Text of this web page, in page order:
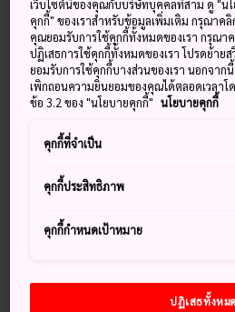
พลาดไม่ได้
เดินเล่นรอบสวนสาธารณะที่
เว้าบนกำแพงปราสาทเก่า
เว็บไซต์นี้ของคุณกับบริษัทบุคคลที่สาม ดู "น
คุกกี้" ของเราสำหรับข้อมูลเพิ่มเติม กรุณาค
คุณยอมรับการใช้คุกกี้ทั้งหมดของเรา กรุณา
ปฏิเสธการใช้คุกกี้ทั้งหมดของเรา โปรดย้าย
ยอมรับการใช้คุกกี้บางส่วนของเรา นอกจาก
เพิกถอนความยินยอมของคุณได้ตลอดเวลา
ข้อ 3.2 ของ "นโยบายคุกกี้" นโยบายคุกกี้
คุกกี้ที่จำเป็น
คุกกี้ประสิทธิภาพ
คุกกี้กำหนดเป้าหมาย
ปฏิเสธทั้งหมด